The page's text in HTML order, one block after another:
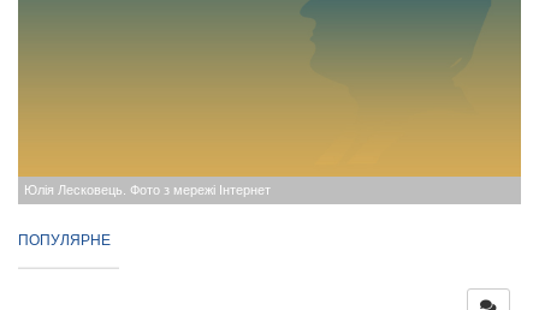
Юлія Лесковець. Фото з мережі Інтернет
ПОПУЛЯРНЕ